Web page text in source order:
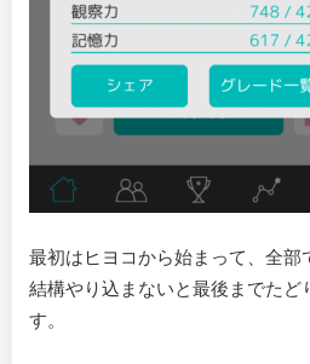
最初はヒヨコから始まって、全部
結構やり込まないと最後までたど
す。